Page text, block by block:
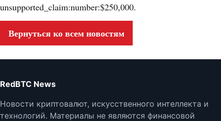
unsupported_claim:number:$250,000.
Вернуться ко всем новостям
RedBTC News
Новости криптовалют, искусственного интеллекта и
технологий. Материалы не являются финансовой